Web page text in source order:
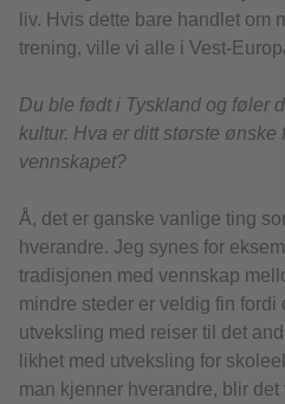
liv. Hvis dette bare handlet om
trening, ville vi alle i Vest-
Du ble født i Tyskland og føler
kultur. Hva er ditt største ønske
vennskapet?
Å, det er ganske vanlige ting
hverandre. Jeg synes for
tradisjonen med vennskap
mindre steder er veldig fin
utveksling med reiser til det
likhet med utveksling for
man kjenner hverandre, blir